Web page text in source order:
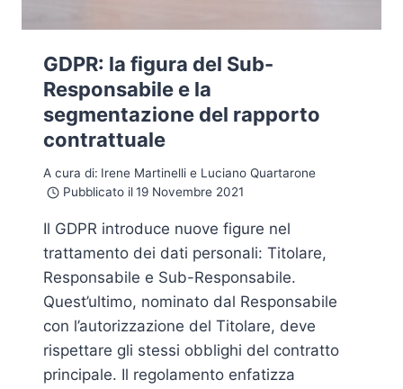
GDPR: la figura del Sub-
Responsabile e la
segmentazione del rapporto
contrattuale
A cura di: Irene Martinelli e Luciano Quartarone
Pubblicato il 19 Novembre 2021
Il GDPR introduce nuove figure nel
trattamento dei dati personali: Titolare,
Responsabile e Sub-Responsabile.
Quest’ultimo, nominato dal Responsabile
con l’autorizzazione del Titolare, deve
rispettare gli stessi obblighi del contratto
principale. Il regolamento enfatizza